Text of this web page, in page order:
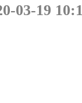
03-19